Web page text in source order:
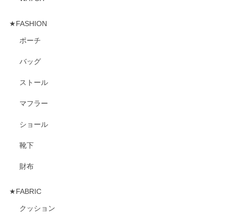
★FASHION
ポーチ
バッグ
ストール
マフラー
ショール
靴下
財布
★FABRIC
クッション